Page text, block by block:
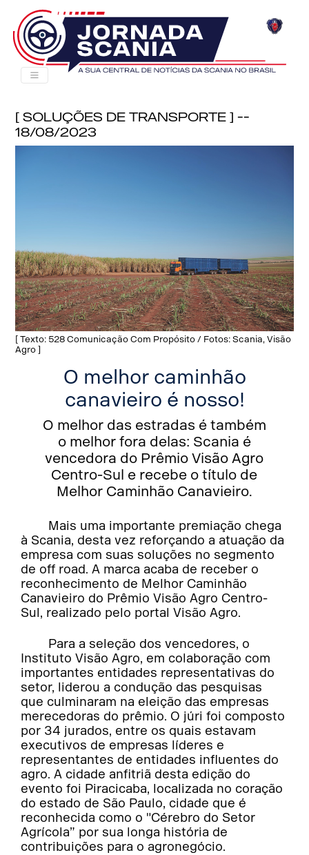
[ Soluções de Transporte ] --
18/08/2023
[ Texto: 528 Comunicação Com Propósito / Fotos: Scania, Visão
Agro ]
O melhor caminhão
canavieiro é nosso!
O melhor das estradas é também
o melhor fora delas: Scania é
vencedora do Prêmio Visão Agro
Centro-Sul e recebe o título de
Melhor Caminhão Canavieiro.
Mais uma importante premiação chega
à Scania, desta vez reforçando a atuação da
empresa com suas soluções no segmento
de off road. A marca acaba de receber o
reconhecimento de Melhor Caminhão
Canavieiro do Prêmio Visão Agro Centro-
Sul, realizado pelo portal Visão Agro.
Para a seleção dos vencedores, o
Instituto Visão Agro, em colaboração com
importantes entidades representativas do
setor, liderou a condução das pesquisas
que culminaram na eleição das empresas
merecedoras do prêmio. O júri foi composto
por 34 jurados, entre os quais estavam
executivos de empresas líderes e
representantes de entidades influentes do
agro. A cidade anfitriã desta edição do
evento foi Piracicaba, localizada no coração
do estado de São Paulo, cidade que é
reconhecida como o "Cérebro do Setor
Agrícola” por sua longa história de
contribuições para o agronegócio.